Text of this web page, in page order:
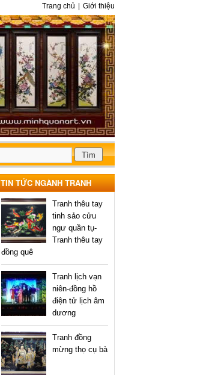
Giới thiệu
Trang chủ
TIN TỨC NGÀNH TRANH
Tranh thêu tay
tinh sảo cửu
ngư quần tụ-
Tranh thêu tay
đồng quê
Tranh lịch vạn
niên-đồng hồ
điện tử lịch âm
dương
Tranh đồng
mừng thọ cụ bà